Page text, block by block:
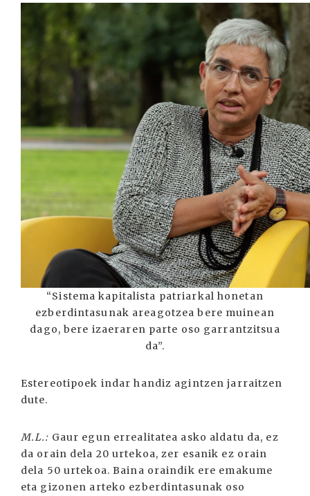
“Sistema kapitalista patriarkal honetan
ezberdintasunak areagotzea bere muinean
dago, bere izaeraren parte oso garrantzitsua
da”.
Estereotipoek indar handiz agintzen jarraitzen
dute.
M.L.: Gaur egun errealitatea asko aldatu da, ez
da orain dela 20 urtekoa, zer esanik ez orain
dela 50 urtekoa. Baina oraindik ere emakume
eta gizonen arteko ezberdintasunak oso